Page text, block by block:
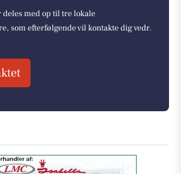
med op til tre lokale
som efterfølgende vil kontakte dig vedr.